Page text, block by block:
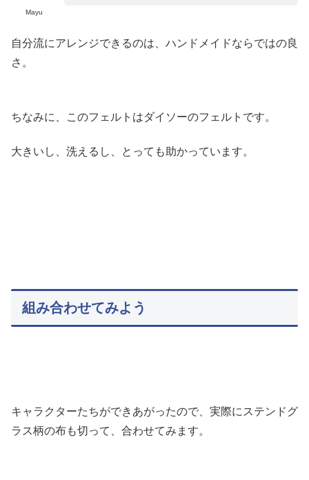
Mayu
自分流にアレンジできるのは、ハンドメイドならではの良
さ。
ちなみに、このフェルトはダイソーのフェルトです。
大きいし、洗えるし、とっても助かっています。
組み合わせてみよう
キャラクターたちができあがったので、実際にステンドグ
ラス柄の布も切って、合わせてみます。